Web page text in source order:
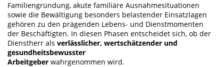
Familiengründung, akute familiäre Ausnahmesituationen
sowie die Bewältigung besonders belastender Einsatzlagen
gehören zu den prägenden Lebens- und Dienstmomenten
der Beschäftigten. In diesen Phasen entscheidet sich, ob der
Dienstherr als verlässlicher, wertschätzender und
gesundheitsbewusster
Arbeitgeber wahrgenommen wird.